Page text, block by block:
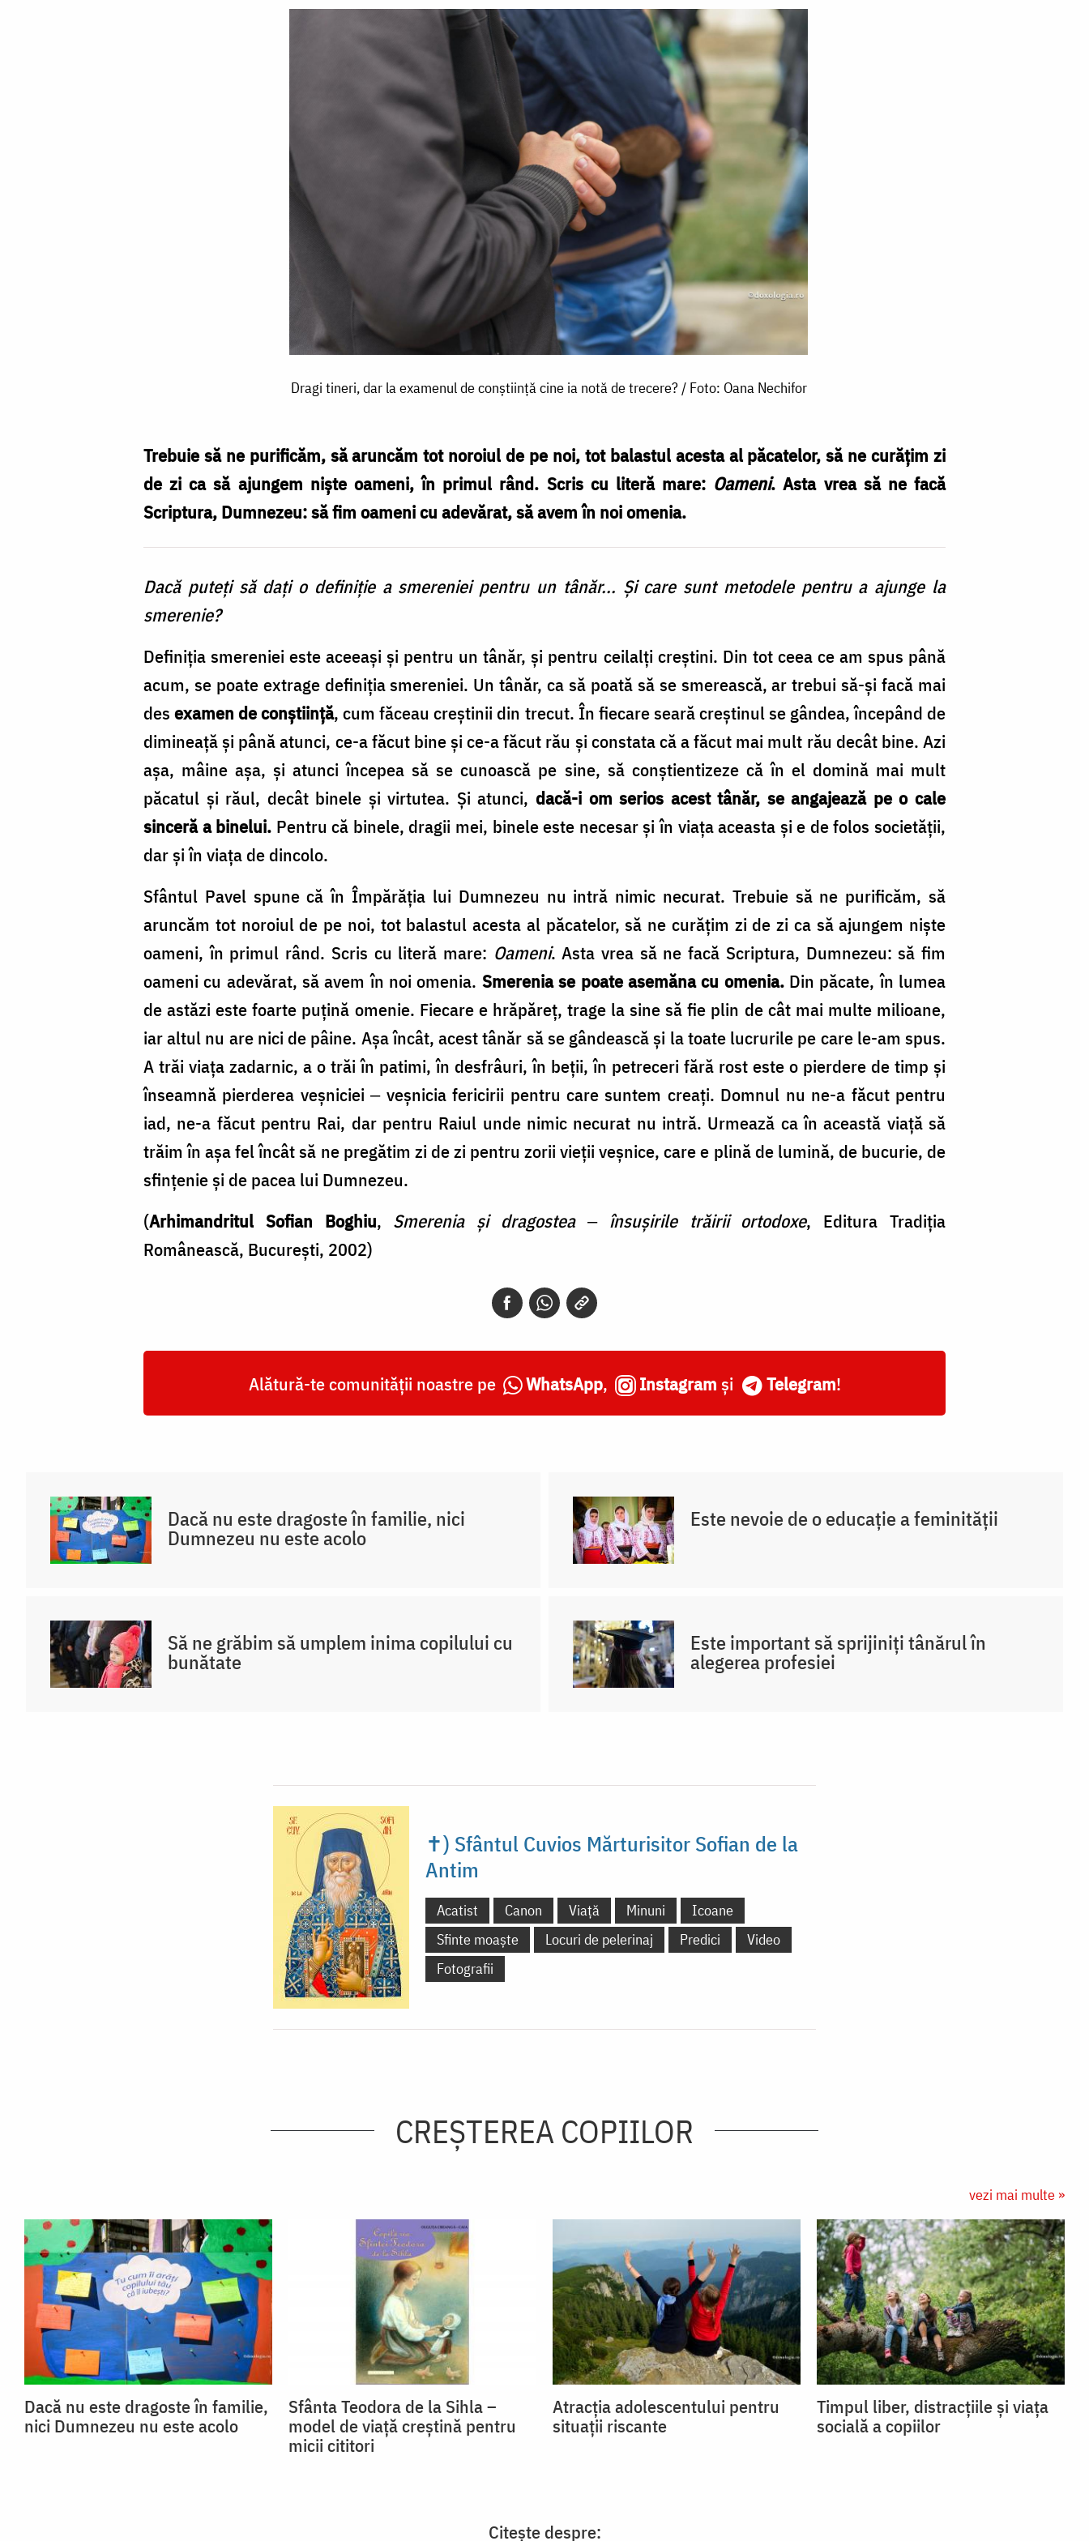
Dragi tineri, dar la examenul de conștiință cine ia notă de trecere? / Foto: Oana Nechifor
Trebuie să ne purificăm, să aruncăm tot noroiul de pe noi, tot balastul acesta al păcatelor, să ne curățim zi
de zi ca să ajungem niște oameni, în primul rând. Scris cu literă mare: Oameni. Asta vrea să ne facă
Scriptura, Dumnezeu: să fim oameni cu adevărat, să avem în noi omenia.
Dacă puteți să dați o definiție a smereniei pentru un tânăr... Și care sunt metodele pentru a ajunge la
smerenie?
Definiția smereniei este aceeași și pentru un tânăr, și pentru ceilalți creștini. Din tot ceea ce am spus până
acum, se poate extrage definiția smereniei. Un tânăr, ca să poată să se smerească, ar trebui să-și facă mai
desexamen de conștiință, cum făceau creștinii din trecut. În fiecare seară creștinul se gândea, începând de
dimineață și până atunci, ce-a făcut bine și ce-a făcut rău și constata că a făcut mai mult rău decât bine. Azi
așa, mâine așa, și atunci începea să se cunoască pe sine, să conștientizeze că în el domină mai mult
păcatul și răul, decât binele și virtutea. Și atunci, dacă-i om serios acest tânăr, se angajează pe o cale
sinceră a binelui. Pentru că binele, dragii mei, binele este necesar și în viața aceasta și e de folos societății,
dar și în viața de dincolo.
Sfântul Pavel spune că în Împărăția lui Dumnezeu nu intră nimic necurat. Trebuie să ne purificăm, să
aruncăm tot noroiul de pe noi, tot balastul acesta al păcatelor, să ne curățim zi de zi ca să ajungem niște
oameni, în primul rând. Scris cu literă mare: Oameni. Asta vrea să ne facă Scriptura, Dumnezeu: să fim
oameni cu adevărat, să avem în noi omenia. Smerenia se poate asemăna cu omenia.Din păcate, în lumea
de astăzi este foarte puțină omenie. Fiecare e hrăpăreț, trage la sine să fie plin de cât mai multe milioane,
iar altul nu are nici de pâine. Așa încât, acest tânăr să se gândească și la toate lucrurile pe care le-am spus.
A trăi viața zadarnic, a o trăi în patimi, în desfrâuri, în beții, în petreceri fără rost este o pierdere de timp și
înseamnă pierderea veșniciei ‒ veșnicia fericirii pentru care suntem creați. Domnul nu ne-a făcut pentru
iad, ne-a făcut pentru Rai, dar pentru Raiul unde nimic necurat nu intră. Urmează ca în această viață să
trăim în așa fel încât să ne pregătim zi de zi pentru zorii vieții veșnice, care e plină de lumină, de bucurie, de
sfințenie și de pacea lui Dumnezeu.
(Arhimandritul Sofian Boghiu, Smerenia și dragostea ‒ însușirile trăirii ortodoxe, Editura Tradiția
Românească, București, 2002)
Alătură-te comunității noastre pe WhatsApp, Instagram și Telegram!
Dacă nu este dragoste în familie, nici
Dumnezeu nu este acolo
Este nevoie de o educație a feminității
Să ne grăbim să umplem inima copilului cu
bunătate
Este important să sprijiniți tânărul în
alegerea profesiei
✝) Sfântul Cuvios Mărturisitor Sofian de la
Antim
Acatist Canon Viață Minuni
Icoane
Sfinte moaște
Locuri de pelerinaj Predici
Video
Fotografii
CREŞTEREA COPIILOR
vezi mai multe »
Dacă nu este dragoste în familie,
nici Dumnezeu nu este acolo
Sfânta Teodora de la Sihla –
model de viaţă creştină pentru
micii cititori
Atracția adolescentului pentru
situații riscante
Timpul liber, distracțiile și viața
socială a copiilor
Citește despre: